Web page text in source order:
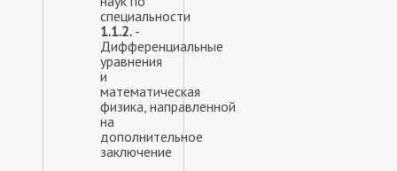
специальности
1.1.2. -
Дифференциальные
уравнения
и
математическая
физика, направленной
на
дополнительное
заключение